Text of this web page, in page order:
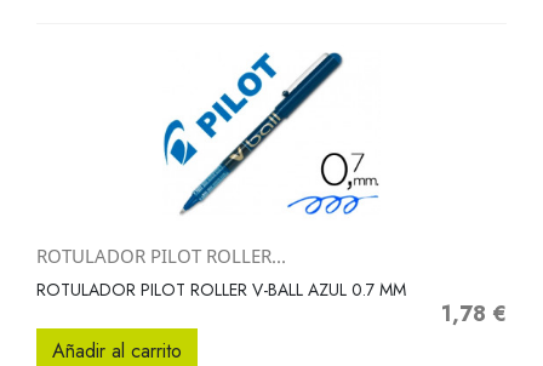
ROTULADOR PILOT ROLLER...
ROTULADOR PILOT ROLLER V-BALL AZUL 0.7 MM
Precio
1,78 €
Añadir al carrito